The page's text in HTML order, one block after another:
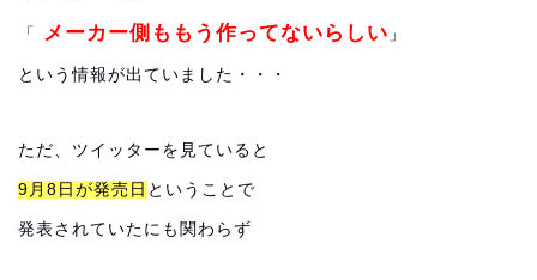
「 メーカー側ももう作ってないらしい 」
という情報が出ていました・・・
ただ、ツイッターを見ていると
9月8日が発売日 ということで
発表されていたにも関わらず